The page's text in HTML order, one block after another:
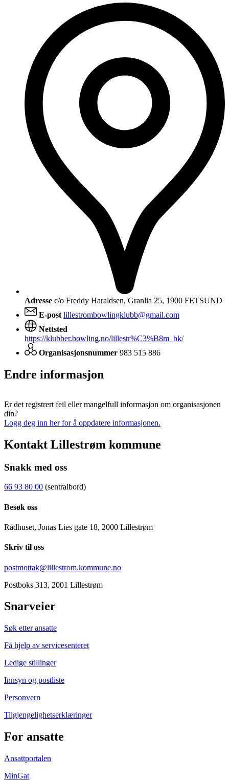
Adresse c/o Freddy Haraldsen, Granlia 25, 1900 FETSUND
E-post lillestrombowlingklubb@gmail.com
Nettsted
https://klubber.bowling.no/lillestr%C3%B8m_bk/
Organisasjonsnummer 983 515 886
Endre informasjon
Er det registrert feil eller mangelfull informasjon om organisasjonen
din?
Logg deg inn her for å oppdatere informasjonen.
Kontakt Lillestrøm kommune
Snakk med oss
66 93 80 00 (sentralbord)
Besøk oss
Rådhuset, Jonas Lies gate 18, 2000 Lillestrøm
Skriv til oss
postmottak@lillestrom.kommune.no
Postboks 313, 2001 Lillestrøm
Snarveier
Søk etter ansatte
Få hjelp av servicesenteret
Ledige stillinger
Innsyn og postliste
Personvern
Tilgjengelighetserklæringer
For ansatte
Ansattportalen
MinGat